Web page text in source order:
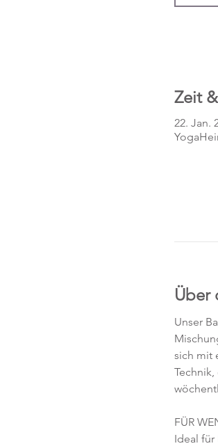
Zeit
22. Jan.
Über
Unser
sich mit
FÜR
Ideal für